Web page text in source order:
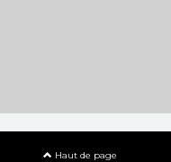
Haut de page